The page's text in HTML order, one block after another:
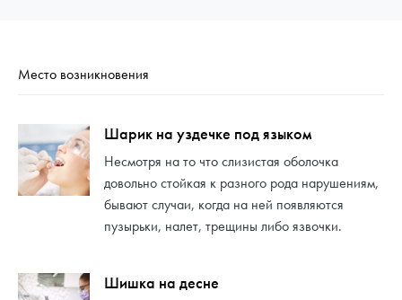
Место возникновения
Шарик на уздечке под языком
Несмотря на то что слизистая оболочка
довольно стойкая к разного рода нарушениям,
бывают случаи, когда на ней появляются
пузырьки, налет, трещины либо язвочки.
Шишка на десне